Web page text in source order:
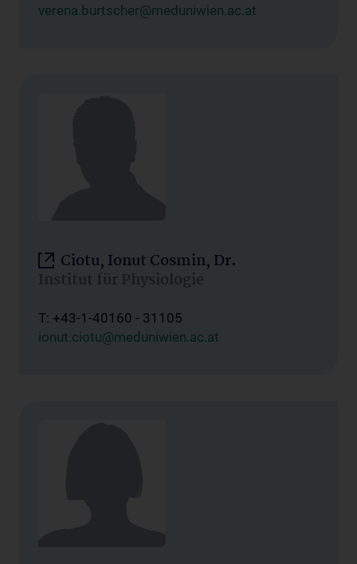
verena.burtscher@meduniwien.ac.at
Ciotu, Ionut Cosmin, Dr.
Institut für Physiologie
T: +43-1-40160 - 31105
ionut.ciotu@meduniwien.ac.at